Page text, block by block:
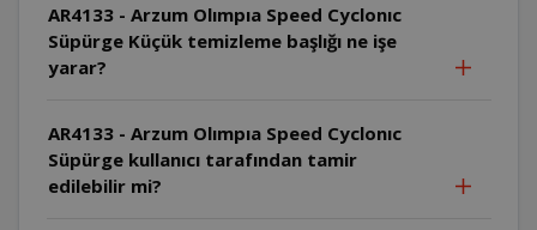
AR4133 - Arzum Olımpıa Speed Cyclonıc
Süpürge Küçük temizleme başlığı ne işe
yarar?
AR4133 - Arzum Olımpıa Speed Cyclonıc
Süpürge kullanıcı tarafından tamir
edilebilir mi?